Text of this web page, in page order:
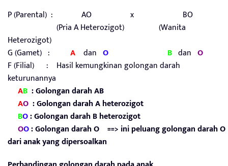
P (Parental) : AO x BO
(Pria A Heterozigot) (Wanita
Heterozigot)
G (Gamet) : A dan O B dan O
F (Filial) : Hasil kemungkinan golongan darah
keturunannya
AB : Golongan darah AB
AO : Golongan darahA heterozigot
BO: Golongan darah B heterozigot
OO: Golongan darahO ==> ini peluang golongan darah O
dari anak yang dipersoalkan